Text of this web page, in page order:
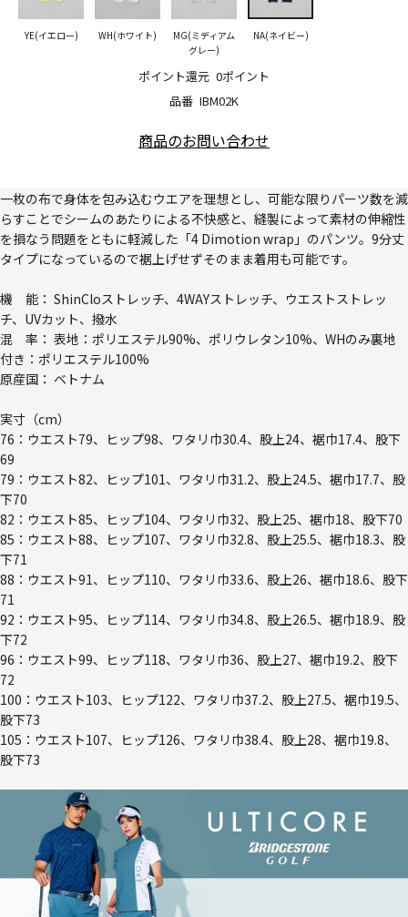
品番 IBM02K
ポイント還元 0ポイント
YE(イエロー) WH(ホワイト)
MG(ミディアム
グレー)
NA(ネイビー)
商品のお問い合わせ
一枚の布で身体を包み込むウエアを理想とし、可能な限りパーツ数を減
らすことでシームのあたりによる不快感と、縫製によって素材の伸縮性
を損なう問題をともに軽減した「4 Dimotion wrap」のパンツ。9分丈
タイプになっているので裾上げせずそのまま着用も可能です。
機 能： ShinCloストレッチ、4WAYストレッチ、ウエストストレッ
チ、UVカット、撥水
混 率： 表地：ポリエステル90%、ポリウレタン10%、WHのみ裏地
付き：ポリエステル100%
原産国： ベトナム
実寸（cm）
76：ウエスト79、ヒップ98、ワタリ巾30.4、股上24、裾巾17.4、股下
69
79：ウエスト82、ヒップ101、ワタリ巾31.2、股上24.5、裾巾17.7、股
下70
82：ウエスト85、ヒップ104、ワタリ巾32、股上25、裾巾18、股下70
85：ウエスト88、ヒップ107、ワタリ巾32.8、股上25.5、裾巾18.3、股
下71
88：ウエスト91、ヒップ110、ワタリ巾33.6、股上26、裾巾18.6、股下
71
92：ウエスト95、ヒップ114、ワタリ巾34.8、股上26.5、裾巾18.9、股
下72
96：ウエスト99、ヒップ118、ワタリ巾36、股上27、裾巾19.2、股下
72
100：ウエスト103、ヒップ122、ワタリ巾37.2、股上27.5、裾巾19.5、
股下73
105：ウエスト107、ヒップ126、ワタリ巾38.4、股上28、裾巾19.8、
股下73